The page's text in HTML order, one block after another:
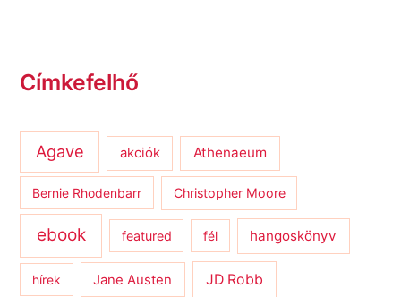
Címkefelhő
Agave akciók Athenaeum
Bernie Rhodenbarr Christopher Moore
ebook featured fél hangoskönyv
hírek Jane Austen JD Robb